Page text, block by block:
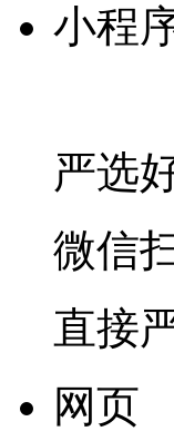
小程
严选
微信
直接
网页